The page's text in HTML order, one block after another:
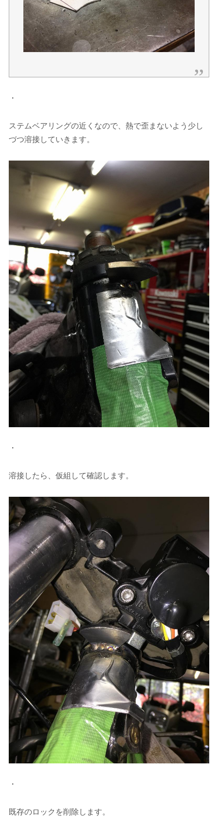
・
ステムベアリングの近くなので、熱で歪まないよう少し
づつ溶接していきます。
・
溶接したら、仮組して確認します。
・
既存のロックを削除します。